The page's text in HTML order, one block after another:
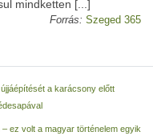
mindketten [...]
Forrás: Szeged 365
a karácsony előtt
ez volt a magyar történelem egyik